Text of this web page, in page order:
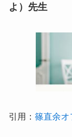
よ）先生
引用： 篠直余オ